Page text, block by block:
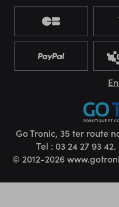
Go Tronic, 35 ter route
Tel : 03 24 27 93
© 2012-2026